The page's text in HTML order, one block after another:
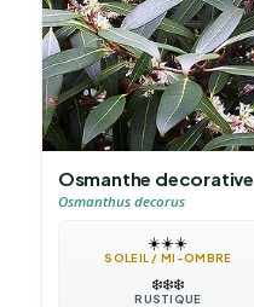
Osmanthe decorative
Osmanthus decorus
☀️☀️☀️
SOLEIL / MI-OMBRE
❄️❄️❄️
RUSTIQUE